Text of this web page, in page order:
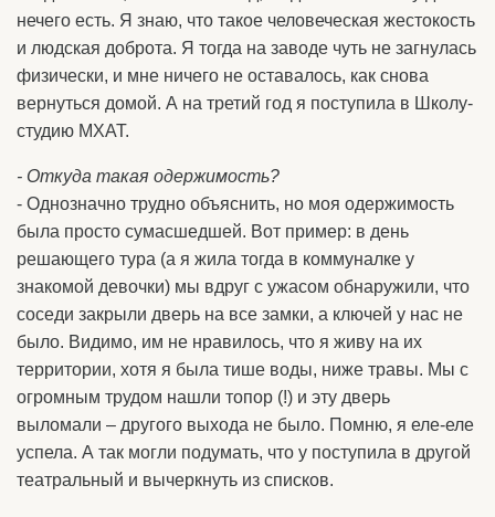
нечего есть. Я знаю, что такое человеческая жестокость
и людская доброта. Я тогда на заводе чуть не загнулась
физически, и мне ничего не оставалось, как снова
вернуться домой. А на третий год я поступила в Школу-
студию МХАТ.
- Откуда такая одержимость?
- Однозначно трудно объяснить, но моя одержимость
была просто сумасшедшей. Вот пример: в день
решающего тура (а я жила тогда в коммуналке у
знакомой девочки) мы вдруг с ужасом обнаружили, что
соседи закрыли дверь на все замки, а ключей у нас не
было. Видимо, им не нравилось, что я живу на их
территории, хотя я была тише воды, ниже травы. Мы с
огромным трудом нашли топор (!) и эту дверь
выломали – другого выхода не было. Помню, я еле-еле
успела. А так могли подумать, что у поступила в другой
театральный и вычеркнуть из списков.